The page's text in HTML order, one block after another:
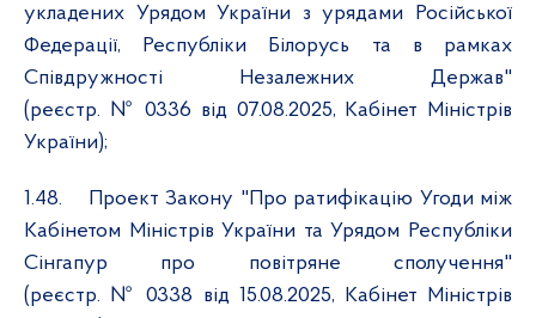
укладених Урядом України з урядами Російської
Федерації, Республіки Білорусь та в рамках
Співдружності Незалежних Держав"
(реєстр. № 0336 від 07.08.2025, Кабінет Міністрів
України);
1.48.
Проект Закону "Про ратифікацію Угоди між
Кабінетом Міністрів України та Урядом Республіки
Сінгапур про повітряне сполучення"
(реєстр. № 0338 від 15.08.2025, Кабінет Міністрів